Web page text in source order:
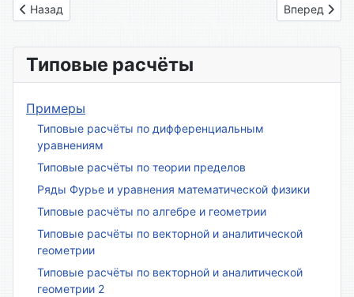
Предыдущий: Вариант № 25
Назад Следующий:
Вперед
Типовые расчёты
Примеры
Типовые расчёты по дифференциальным
уравнениям
Типовые расчёты по теории пределов
Ряды Фурье и уравнения математической физики
Типовые расчёты по алгебре и геометрии
Типовые расчёты по векторной и аналитической
геометрии
Типовые расчёты по векторной и аналитической
геометрии 2